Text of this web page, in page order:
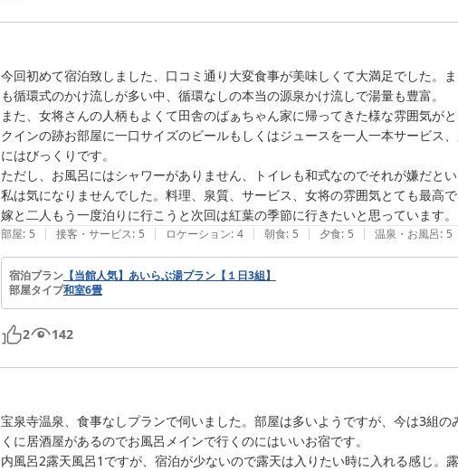
今回初めて宿泊致しました、口コミ通り大変食事が美味しくて大満足でした。
も循環式のかけ流しが多い中、循環なしの本当の源泉かけ流しで湯量も豊富。
また、女将さんの人柄もよくて田舎のばぁちゃん家に帰ってきた様な雰囲気が
クインの跡お部屋に一口サイズのビールもしくはジュースを一人一本サービス
にはびっくりです。
ただし、お風呂にはシャワーがありません、トイレも和式なのでそれが嫌だと
私は気になりませんでした。料理、泉質、サービス、女将の雰囲気とても最高で
嫁と二人もう一度泊りに行こうと次回は紅葉の季節に行きたいと思っています。
部屋: 5 | 接客・サービス: 5 | ロケーション: 4 | 朝食: 5 | 夕食: 5 | 温泉・お風呂: 5
宿泊プラン 【当館人気】あいらぶ湯プラン【１日3組】
部屋タイプ和室6畳
2 142
宝泉寺温泉、食事なしプランで伺いました。部屋は多いようですが、今は3組
くに居酒屋があるのでお風呂メインで行くのにはいいお宿です。
内風呂2露天風呂1ですが、宿泊が少ないので露天は入りたい時に入れる感じ。